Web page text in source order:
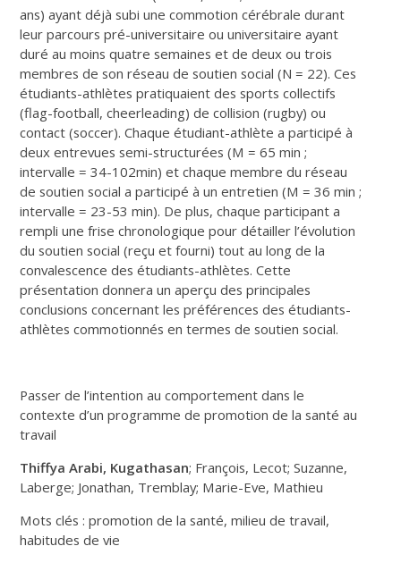
ans) ayant déjà subi une commotion cérébrale durant
leur parcours pré-universitaire ou universitaire ayant
duré au moins quatre semaines et de deux ou trois
membres de son réseau de soutien social (N = 22). Ces
étudiants-athlètes pratiquaient des sports collectifs
(flag-football, cheerleading) de collision (rugby) ou
contact (soccer). Chaque étudiant-athlète a participé à
deux entrevues semi-structurées (M = 65 min ;
intervalle = 34-102min) et chaque membre du réseau
de soutien social a participé à un entretien (M = 36 min ;
intervalle = 23-53 min). De plus, chaque participant a
rempli une frise chronologique pour détailler l’évolution
du soutien social (reçu et fourni) tout au long de la
convalescence des étudiants-athlètes. Cette
présentation donnera un aperçu des principales
conclusions concernant les préférences des étudiants-
athlètes commotionnés en termes de soutien social.
Passer de l’intention au comportement dans le
contexte d’un programme de promotion de la santé au
travail
Thiffya Arabi, Kugathasan; François, Lecot; Suzanne,
Laberge; Jonathan, Tremblay; Marie-Eve, Mathieu
Mots clés : promotion de la santé, milieu de travail,
habitudes de vie